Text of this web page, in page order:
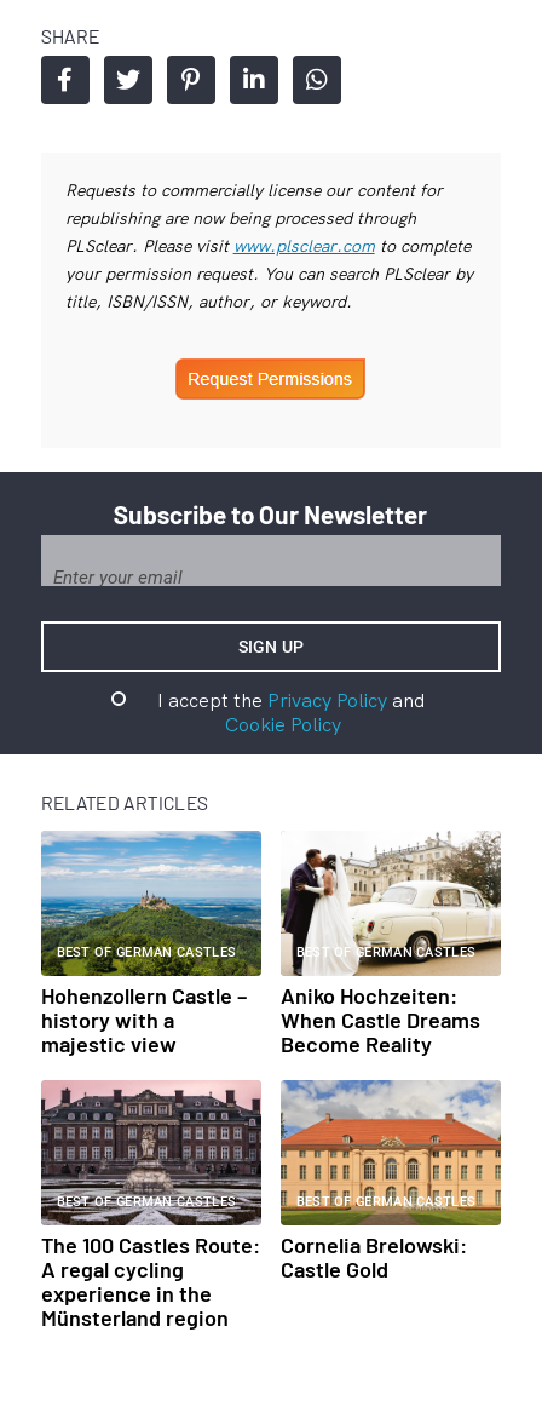
SHARE
Requests to commercially license our content for
republishing are now being processed through
PLSclear. Please visit www.plsclear.comto complete
your permission request. You can search PLSclear by
title, ISBN/ISSN, author, or keyword.
Subscribe to Our Newsletter
I accept the Privacy Policyand
Cookie Policy
RELATED ARTICLES
BEST OF GERMAN CASTLES
Hohenzollern Castle –
history with a
majestic view
BEST OF GERMAN CASTLES
Aniko Hochzeiten:
When Castle Dreams
Become Reality
BEST OF GERMAN CASTLES
The 100 Castles Route:
A regal cycling
experience in the
Münsterland region
BEST OF GERMAN CASTLES
Cornelia Brelowski:
Castle Gold